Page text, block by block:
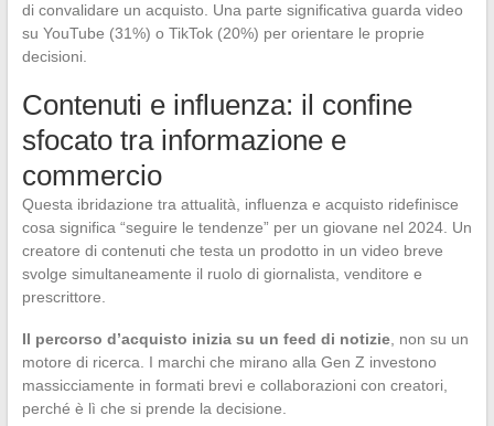
di convalidare un acquisto. Una parte significativa guarda video
su YouTube (31%) o TikTok (20%) per orientare le proprie
decisioni.
Contenuti e influenza: il confine
sfocato tra informazione e
commercio
Questa ibridazione tra attualità, influenza e acquisto ridefinisce
cosa significa “seguire le tendenze” per un giovane nel 2024. Un
creatore di contenuti che testa un prodotto in un video breve
svolge simultaneamente il ruolo di giornalista, venditore e
prescrittore.
Il percorso d’acquisto inizia su un feed di notizie, non su un
motore di ricerca. I marchi che mirano alla Gen Z investono
massicciamente in formati brevi e collaborazioni con creatori,
perché è lì che si prende la decisione.